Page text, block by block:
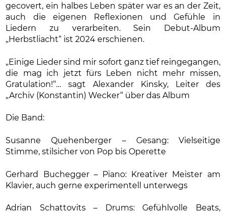
gecovert, ein halbes Leben später war es an der Zeit,
auch die eigenen Reflexionen und Gefühle in
Liedern zu verarbeiten. Sein Debut-Album
„Herbstliacht“ ist 2024 erschienen.
„Einige Lieder sind mir sofort ganz tief reingegangen,
die mag ich jetzt fürs Leben nicht mehr missen,
Gratulation!“… sagt Alexander Kinsky, Leiter des
„Archiv (Konstantin) Wecker“ über das Album
Die Band:
Susanne Quehenberger – Gesang: Vielseitige
Stimme, stilsicher von Pop bis Operette
Gerhard Buchegger – Piano: Kreativer Meister am
Klavier, auch gerne experimentell unterwegs
Adrian Schattovits – Drums: Gefühlvolle Beats,